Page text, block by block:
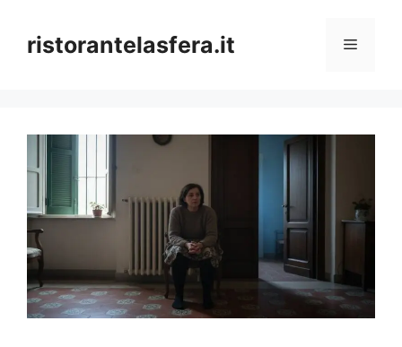
contentristorantelasfera.it Menu